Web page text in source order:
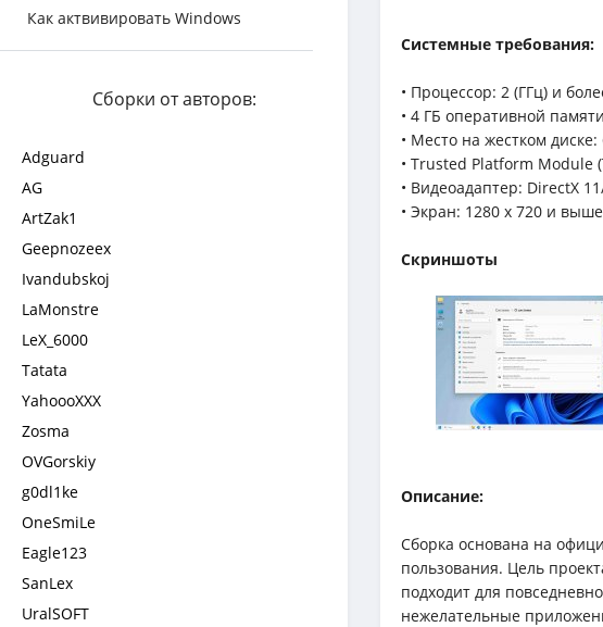
Как актвивировать Windows
Сборки от авторов:
Adguard
AG
ArtZak1
Geepnozeex
Ivandubskoj
LaMonstre
LeX_6000
Tatata
YahoooXXX
Zosma
OVGorskiy
g0dl1ke
OneSmiLe
Eagle123
SanLex
UralSOFT
Системные требования:
• Процессор: 2 (ГГц) и
• 4 ГБ оперативной
• Место на жестком
• Trusted Platform Module
• Видеоадаптер: DirectX
• Экран: 1280 x 720 и выше
Скриншоты
Описание:
Сборка основана на
пользования. Цель
подходит для
нежелательные